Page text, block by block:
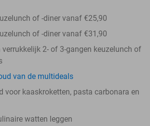
of -diner vanaf €25,90
of -diner vanaf €31,90
verrukkelijk 2- of 3-gangen keuzelunch of
van de multideals
voor kaaskroketten, pasta carbonara en
watten leggen